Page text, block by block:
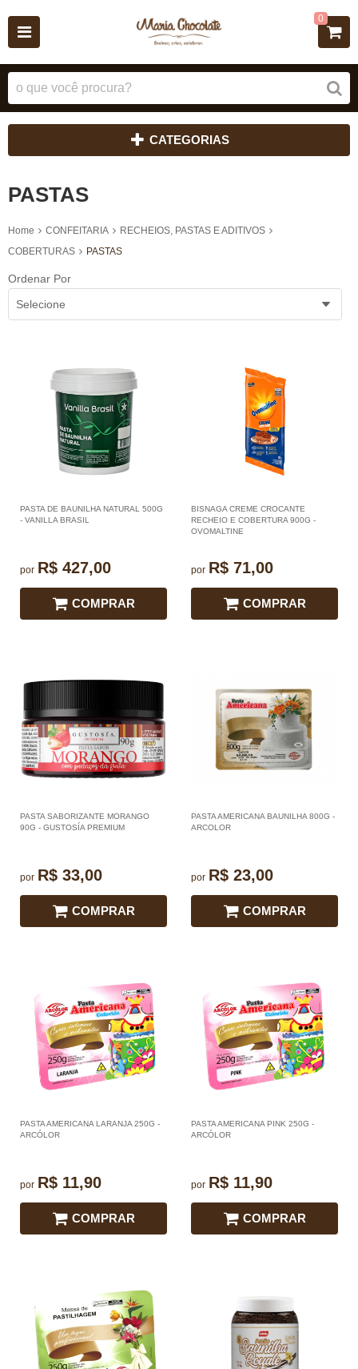
0
CATEGORIAS
PASTAS
Home CONFEITARIA
RECHEIOS, PASTAS E ADITIVOS
COBERTURAS
PASTAS
Ordenar Por
Selecione
PASTA DE BAUNILHA NATURAL 500G
- VANILLA BRASIL
por R$ 427,00
COMPRAR
BISNAGA CREME CROCANTE
RECHEIO E COBERTURA 900G -
OVOMALTINE
por R$ 71,00
COMPRAR
PASTA SABORIZANTE MORANGO
90G - GUSTOSÍA PREMIUM
por R$ 33,00
COMPRAR
PASTA AMERICANA BAUNILHA 800G -
ARCOLOR
por R$ 23,00
COMPRAR
PASTA AMERICANA LARANJA 250G -
ARCÓLOR
por R$ 11,90
COMPRAR
PASTA AMERICANA PINK 250G -
ARCÓLOR
por R$ 11,90
COMPRAR